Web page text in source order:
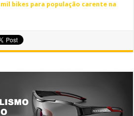
mil bikes para população carente na